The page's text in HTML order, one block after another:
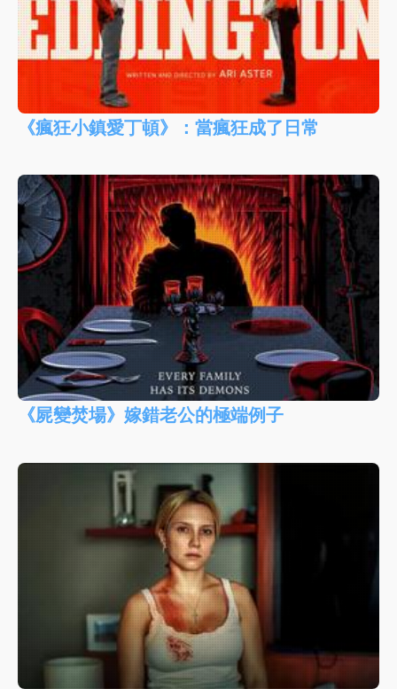
《瘋狂小鎮愛丁頓》：當瘋狂成了日常
《屍變焚場》嫁錯老公的極端例子